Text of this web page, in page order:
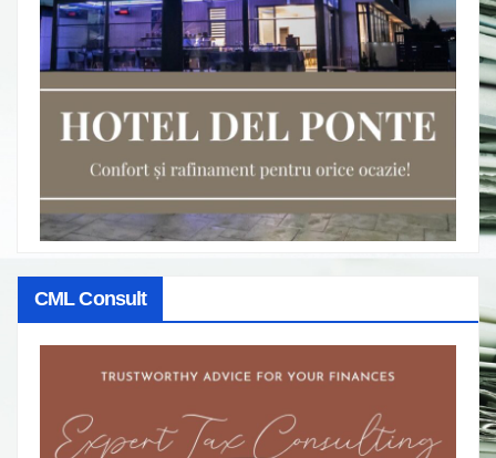
CML Consult